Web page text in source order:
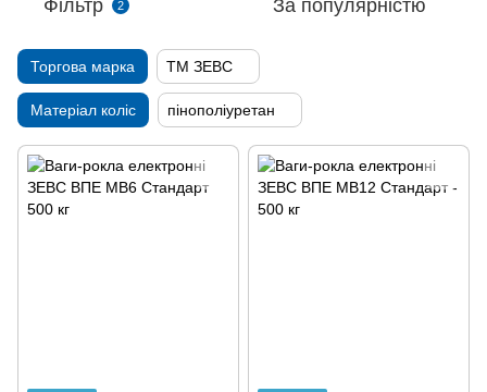
Фільтр 2 За популярністю
Торгова марка ТМ ЗЕВС
Матеріал коліс пінополіуретан